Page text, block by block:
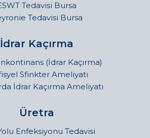
Tedavisi Bursa
Tedavisi Bursa
İdrar Kaçırma
(İdrar Kaçırma)
Sfinkter Ameliyatı
İdrar Kaçırma Ameliyatı
Üretra
Enfeksiyonu Tedavisi